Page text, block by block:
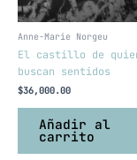
Anne-Marie Norgeu
El castillo de
buscan sentidos
$36,000.00
Añadir al
carrito